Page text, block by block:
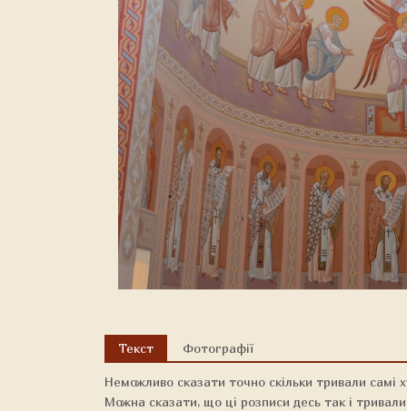
Текст Фотографії
Неможливо сказати точно скільки тривали самі
Можна сказати, що ці розписи десь так і